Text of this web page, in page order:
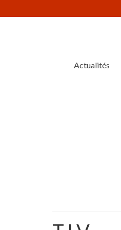
Actualités